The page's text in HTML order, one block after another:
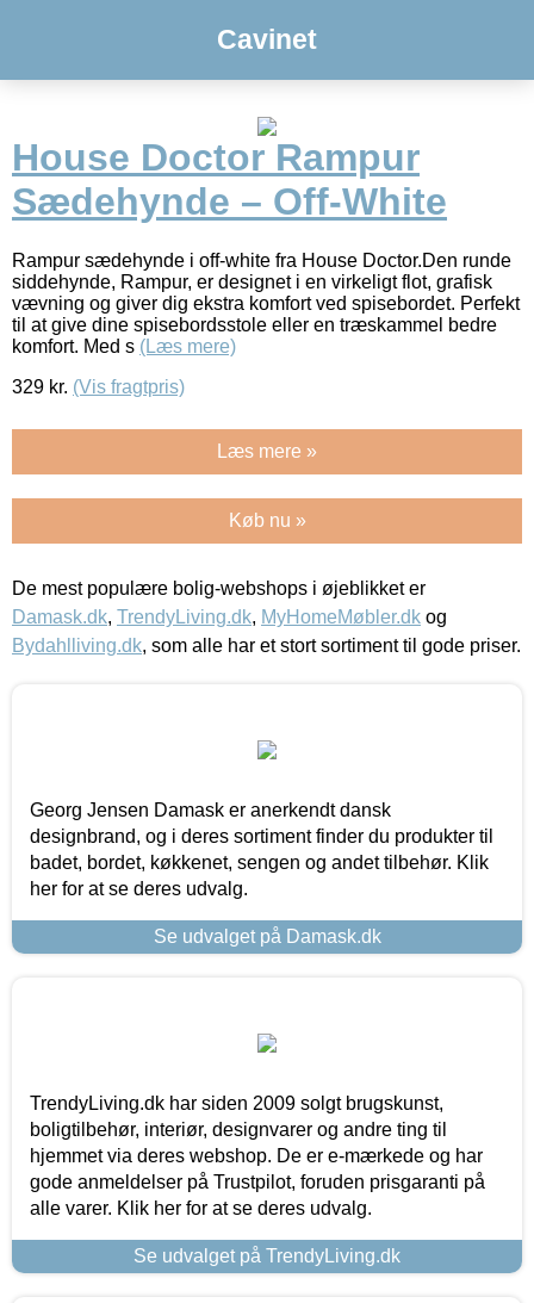
Cavinet
House Doctor Rampur
Sædehynde – Off-White
Rampur sædehynde i off-white fra House Doctor.Den runde
siddehynde, Rampur, er designet i en virkeligt flot, grafisk
vævning og giver dig ekstra komfort ved spisebordet. Perfekt
til at give dine spisebordsstole eller en træskammel bedre
komfort. Med s (Læs mere)
329 kr. (Vis fragtpris)
Læs mere »
Køb nu »
De mest populære bolig-webshops i øjeblikket er
Damask.dk, TrendyLiving.dk, MyHomeMøbler.dk og
Bydahlliving.dk, som alle har et stort sortiment til gode priser.
Georg Jensen Damask er anerkendt dansk
designbrand, og i deres sortiment finder du produkter til
badet, bordet, køkkenet, sengen og andet tilbehør. Klik
her for at se deres udvalg.
Se udvalget på Damask.dk
TrendyLiving.dk har siden 2009 solgt brugskunst,
boligtilbehør, interiør, designvarer og andre ting til
hjemmet via deres webshop. De er e-mærkede og har
gode anmeldelser på Trustpilot, foruden prisgaranti på
alle varer. Klik her for at se deres udvalg.
Se udvalget på TrendyLiving.dk